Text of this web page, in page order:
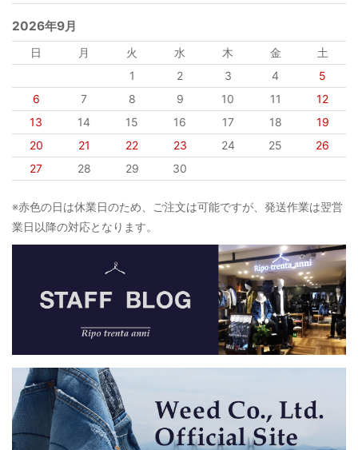
2026年9月
日 月 火 水 木 金
土
1
2 3 4
5
6
7 8 9 10 11
12
13
14 15 16 17 18
19
20
21 22 23 24 25
26
27
28 29 30
※赤色の日は休業日のため、ご注文は可能ですが、発送作業は翌営
業日以降の対応となります。